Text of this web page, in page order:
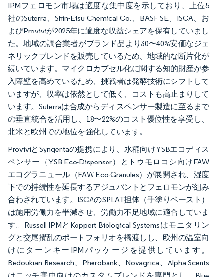
IPMフェロモン市場は適度な集中度を示しており、上位5
社のSuterra、Shin-Etsu Chemical Co.、BASF SE、ISCA、お
よびProviviが2025年に適度な収益シェアを保有していまし
た。地域の調合業者がブランド品より30〜40%安価なジェ
ネリックブレンドを販売しているため、地域的な断片化が
続いています。マイクロカプセル化に関する知的財産が参
入障壁を高めているため、挑戦者は発酵技術にシフトして
いますが、収率は依然として低く、コストも高止まりして
います。Suterraは合成からディスペンサー製造に至るまで
の垂直統合を活用し、18〜22%のコスト優位性を享受し、
北米と欧州での地位を強化しています。
ProviviとSyngentaの提携により、水稲向けYSBエコディス
ペンサー（YSB Eco-Dispenser）とトウモロコシ向けFAW
エコグラニュール（FAW Eco-Granules）が展開され、湿度
下での持続性を延長するアジュバントとフェロモンが組み
合わされています。ISCAのSPLAT担体（手塗りペースト）
は施用労働力を半減させ、労働力不足地域に適合していま
す。Russell IPMとKoppert Biological Systemsはモニタリン
グと交尾攪乱のポートフォリオを橋渡しし、欧州の温室向
けにターンキーIPMパッケージを提供しています。
Bedoukian Research、Pherobank、Novagrica、Alpha Scents